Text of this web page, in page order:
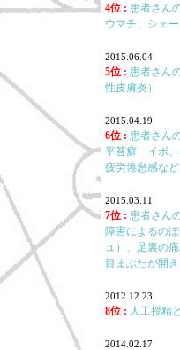
4位 : 患者さん
ウマチ、シェー
2015.06.04
5位 : 患者さん
性皮膚炎）
2015.04.19
6位 : 患者さん
平苔癬 イボ、
疲労倦怠感など
2015.03.11
7位 : 患者さん
障害によるの
ュ）、足裏の
目まぶたが開き
2012.12.23
8位 : 人工授精
2014.02.17